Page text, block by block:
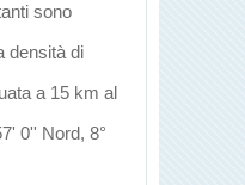
sono
densità di
a 15 km al
0'' Nord, 8°